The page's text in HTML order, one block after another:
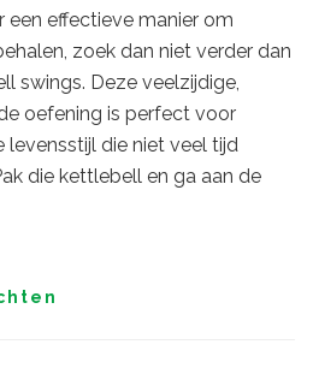
een effectieve manier om
zoek dan niet verder dan
swings. Deze veelzijdige,
oefening is perfect voor
levensstijl die niet veel tijd
die kettlebell en ga aan de